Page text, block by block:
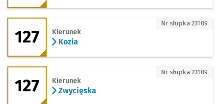
127 - kierunek Kozia
127 Kierunek
Kozia
Nr słupka 23109
127 - kierunek Zwycięska
127 Kierunek
Zwycięska
Nr słupka 23109